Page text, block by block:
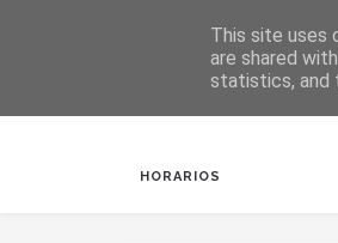
HORARIOS
This site uses
are shared
statistics, and